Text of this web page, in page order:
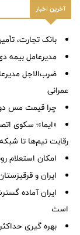
آخرین اخبار
بانک تجارت،
مدیرعامل بیمه
ضرب‌الاجل
عمرانی
چرا قیمت مس دوباره وارد
«ایما»؛ سکوی
رقابت تیم‌ها تا
امکان استعلام
ایران و
ایران آماده
است
بهره گیری